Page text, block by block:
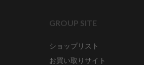
GROUP SITE
ショップリスト
お買い取りサイト